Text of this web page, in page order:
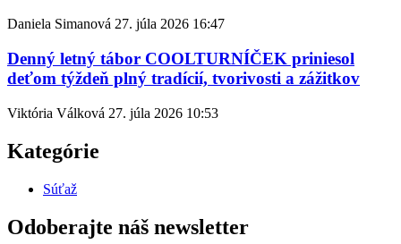
Daniela Simanová 27. júla 2026 16:47
Denný letný tábor COOLTURNÍČEK priniesol
deťom týždeň plný tradícií, tvorivosti a zážitkov
Viktória Válková 27. júla 2026 10:53
Kategórie
Súťaž
Odoberajte náš newsletter